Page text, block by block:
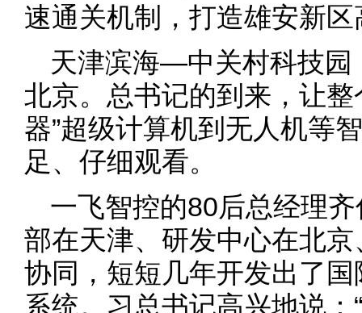
速通关机制，打造雄安新
天津滨海—中关村科技园
北京。总书记的到来，让
器”超级计算机到无人机等
足、仔细观看。
一飞智控的80后总经理
部在天津、研发中心在北
协同，短短几年开发出了
系统。习总书记高兴地说